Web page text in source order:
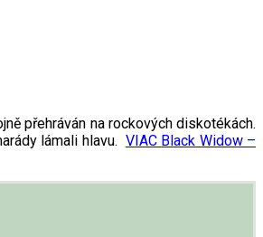
přehráván na rockových diskotékách.
lámali hlavu. VIAC Black Widow –